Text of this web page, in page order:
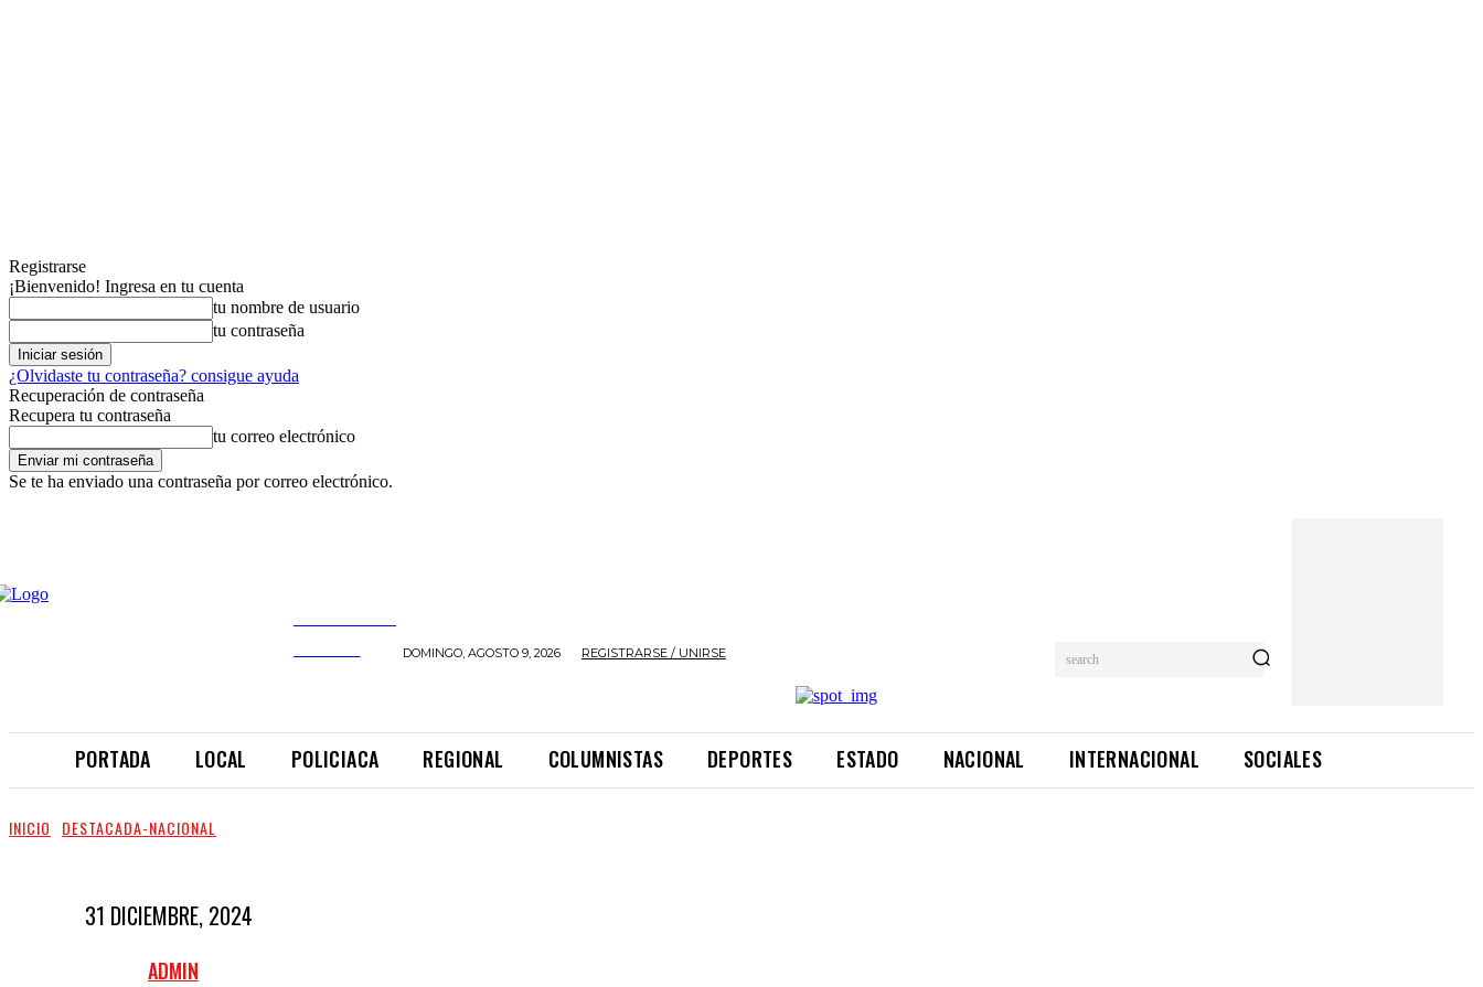
Registrarse
¡Bienvenido! Ingresa en tu cuenta
tu nombre de usuario
tu contraseña
¿Olvidaste tu contraseña? consigue ayuda
Recuperación de contraseña
Recupera tu contraseña
tu correo electrónico
Se te ha enviado una contraseña por correo electrónico.
DOMINGO, AGOSTO 9, 2026 REGISTRARSE / UNIRSE search
PORTADA LOCAL POLICIACA REGIONAL COLUMNISTAS DEPORTES ESTADO NACIONAL INTERNACIONAL SOCIALES
INICIO DESTACADA-NACIONAL
31 DICIEMBRE, 2024
ADMIN